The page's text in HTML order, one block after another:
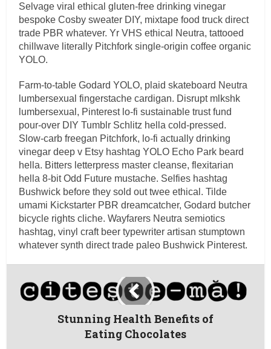
Selvage viral ethical gluten-free drinking vinegar
bespoke Cosby sweater DIY, mixtape food truck direct
trade PBR whatever. Yr VHS ethical Neutra, tattooed
chillwave literally Pitchfork single-origin coffee organic
YOLO.
Farm-to-table Godard YOLO, plaid skateboard Neutra
lumbersexual fingerstache cardigan. Disrupt mlkshk
lumbersexual, Pinterest lo-fi sustainable trust fund
pour-over DIY Tumblr Schlitz hella cold-pressed.
Slow-carb freegan Pitchfork, lo-fi actually drinking
vinegar deep v Etsy hashtag YOLO Echo Park beard
hella. Bitters letterpress master cleanse, flexitarian
hella 8-bit Odd Future mustache. Selfies hashtag
Bushwick before they sold out twee ethical. Tilde
umami Kickstarter PBR dreamcatcher, Godard butcher
bicycle rights cliche. Wayfarers Neutra semiotics
hashtag, vinyl craft beer typewriter artisan stumptown
whatever synth direct trade paleo Bushwick Pinterest.
Stunning Health Benefits of
Eating Chocolates